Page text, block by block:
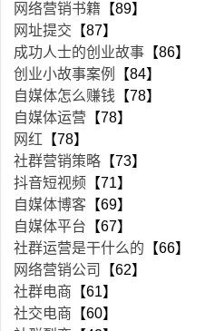
网络营销书籍 【89】
网址提交 【87】
成功人士的创业故事 【86】
创业小故事案例
【84】
自媒体怎么赚钱 【78】
自媒体运营 【78】
网红 【78】
社群营销策略 【73】
抖音短视频 【71】
自媒体博客 【69】
自媒体平台 【67】
社群运营是干什么的 【66】
网络营销公司
【62】
社群电商 【61】
社交电商 【60】